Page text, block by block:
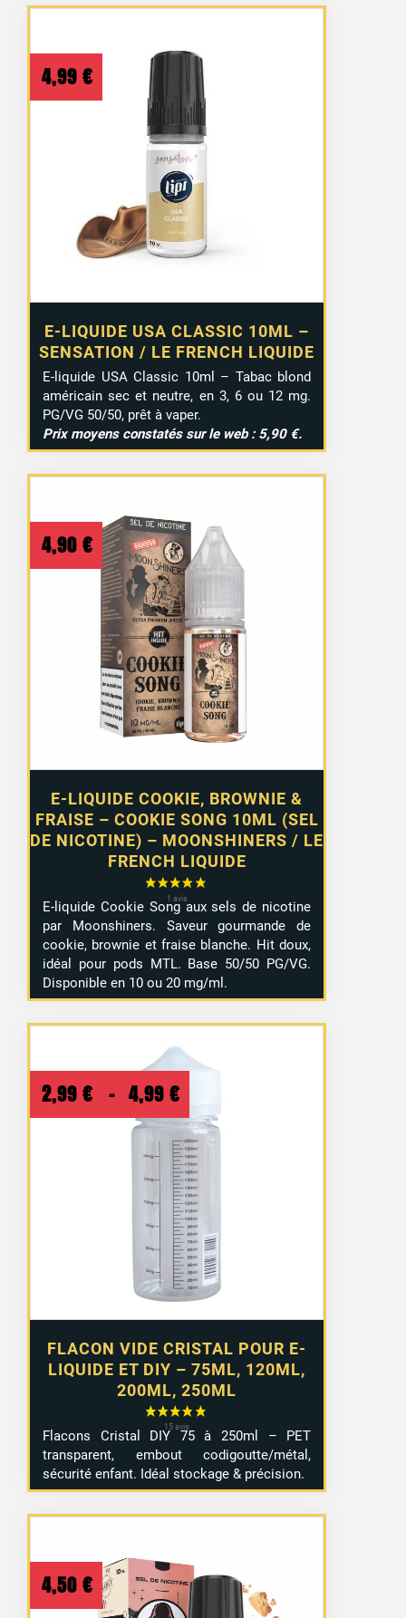
E-LIQUIDE USA CLASSIC 10ML –
SENSATION / LE FRENCH LIQUIDE
4,99 €
E-liquide USA Classic 10ml – Tabac blond
américain sec et neutre, en 3, 6 ou 12 mg.
PG/VG 50/50, prêt à vaper.
Prix moyens constatés sur le web : 5,90 €.
E-LIQUIDE COOKIE, BROWNIE &
FRAISE – COOKIE SONG 10ML (SEL
DE NICOTINE) – MOONSHINERS / LE
FRENCH LIQUIDE
4,90 €
E-liquide Cookie Song aux sels de nicotine
par Moonshiners. Saveur gourmande de
cookie, brownie et fraise blanche. Hit doux,
idéal pour pods MTL. Base 50/50 PG/VG.
Disponible en 10 ou 20 mg/ml.
FLACON VIDE CRISTAL POUR E-
LIQUIDE ET DIY – 75ML, 120ML,
200ML, 250ML
2,99 € – 4,99 €
de
prix :
2,99 €
à
4,99 €
Flacons Cristal DIY 75 à 250ml – PET
transparent, embout codigoutte/métal,
sécurité enfant. Idéal stockage & précision.
4,50 €